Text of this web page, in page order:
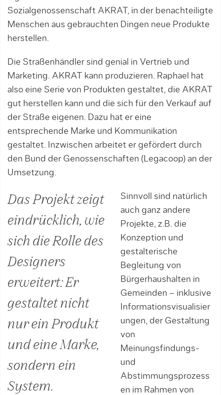
Sozialgenossenschaft AKRAT, in der benachteiligte
Menschen aus gebrauchten Dingen neue Produkte
herstellen.
Die Straßenhändler sind genial in Vertrieb und
Marketing. AKRAT kann produzieren. Raphael hat
also eine Serie von Produkten gestaltet, die AKRAT
gut herstellen kann und die sich für den Verkauf auf
der Straße eigenen. Dazu hat er eine
entsprechende Marke und Kommunikation
gestaltet. Inzwischen arbeitet er gefördert durch
den Bund der Genossenschaften (Legacoop) an der
Umsetzung.
Das Projekt zeigt
eindrücklich, wie
sich die Rolle des
Designers
erweitert: Er
gestaltet nicht
nur ein Produkt
und eine Marke,
sondern ein
System.
Sinnvoll sind natürlich
auch ganz andere
Projekte, z.B. die
Konzeption und
gestalterische
Begleitung von
Bürgerhaushalten in
Gemeinden – inklusive
Informationsvisualisier
ungen, der Gestaltung
von
Meinungsfindungs-
und
Abstimmungsprozess
en im Rahmen von